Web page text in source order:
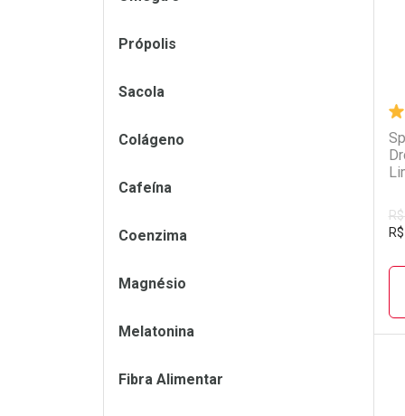
R$
Própolis
Sacola
Colágeno
Cafeína
Coenzima
Magnésio
Melatonina
Fibra Alimentar